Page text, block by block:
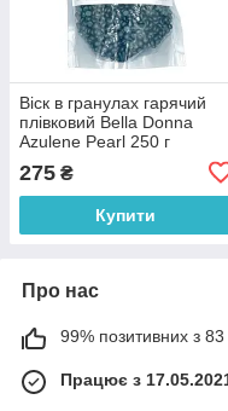
Віск в гранулах гарячий
плівковий Bella Donna
Azulene Pearl 250 г
275 ₴
Купити
Про нас
99% позитивних з 83
Працює з